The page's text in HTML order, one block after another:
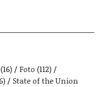
(16) Foto (112)
State of the Union